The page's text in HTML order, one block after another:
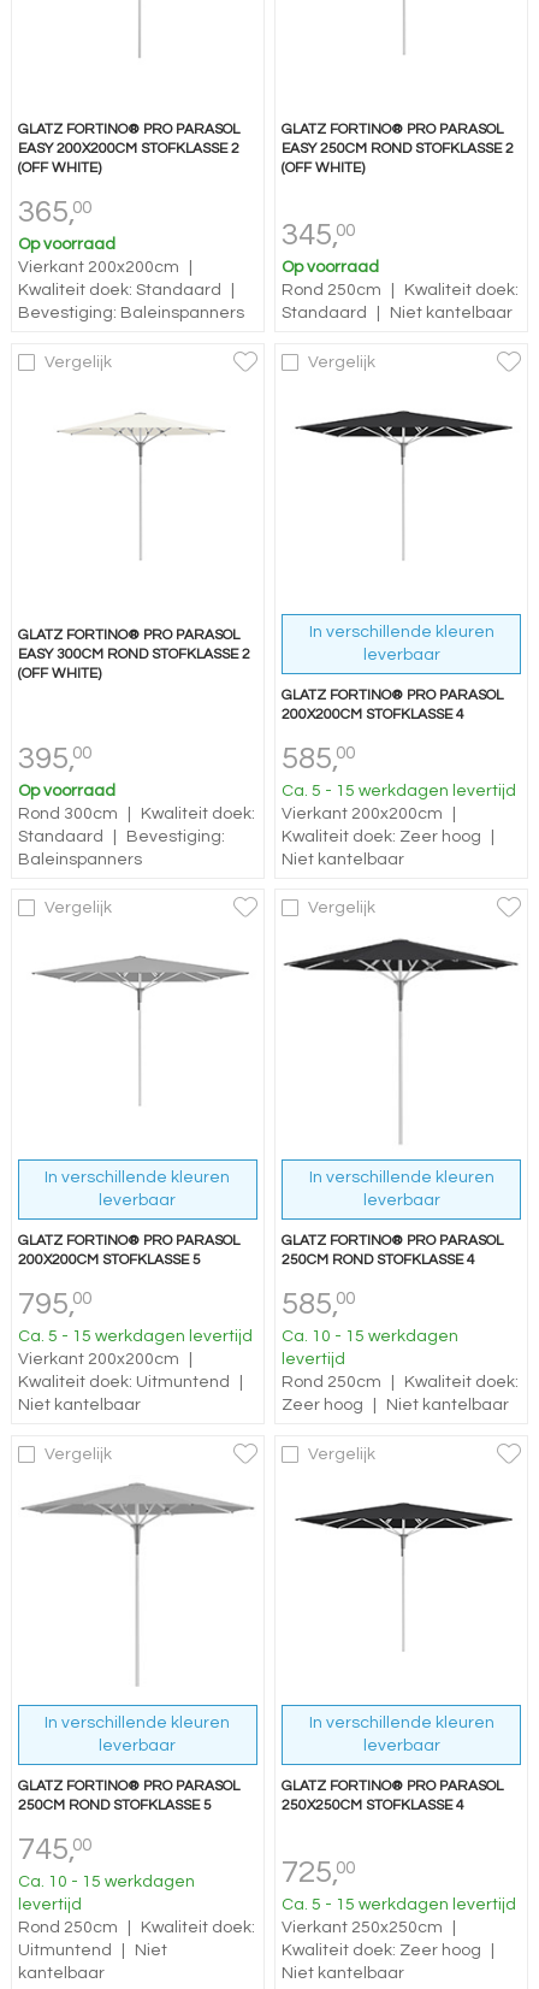
GLATZ FORTINO® PRO PARASOL
EASY 200X200CM STOFKLASSE 2
(OFF WHITE)
365,00
Op voorraad
Vierkant 200x200cm
Kwaliteit doek: Standaard
Bevestiging: Baleinspanners
GLATZ FORTINO® PRO PARASOL
EASY 250CM ROND STOFKLASSE 2
(OFF WHITE)
345,00
Op voorraad
Rond 250cm
Kwaliteit doek:
Standaard
Niet kantelbaar
Vergelijk
GLATZ FORTINO® PRO PARASOL
EASY 300CM ROND STOFKLASSE 2
(OFF WHITE)
395,00
Op voorraad
Rond 300cm
Kwaliteit doek:
Standaard
Bevestiging:
Baleinspanners
Vergelijk
In verschillende kleuren
leverbaar
GLATZ FORTINO® PRO PARASOL
200X200CM STOFKLASSE 4
585,00
Ca. 5 - 15 werkdagen levertijd
Vierkant 200x200cm
Kwaliteit doek: Zeer hoog
Niet kantelbaar
Vergelijk
In verschillende kleuren
leverbaar
GLATZ FORTINO® PRO PARASOL
200X200CM STOFKLASSE 5
795,00
Ca. 5 - 15 werkdagen levertijd
Vierkant 200x200cm
Kwaliteit doek: Uitmuntend
Niet kantelbaar
Vergelijk
In verschillende kleuren
leverbaar
GLATZ FORTINO® PRO PARASOL
250CM ROND STOFKLASSE 4
585,00
Ca. 10 - 15 werkdagen
levertijd
Rond 250cm
Kwaliteit doek:
Zeer hoog
Niet kantelbaar
Vergelijk
In verschillende kleuren
leverbaar
GLATZ FORTINO® PRO PARASOL
250CM ROND STOFKLASSE 5
745,00
Ca. 10 - 15 werkdagen
levertijd
Rond 250cm
Kwaliteit doek:
Uitmuntend
Niet
kantelbaar
Vergelijk
In verschillende kleuren
leverbaar
GLATZ FORTINO® PRO PARASOL
250X250CM STOFKLASSE 4
725,00
Ca. 5 - 15 werkdagen levertijd
Vierkant 250x250cm
Kwaliteit doek: Zeer hoog
Niet kantelbaar